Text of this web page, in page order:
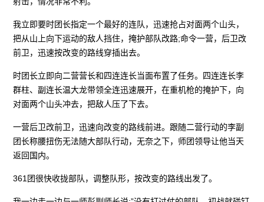
我立即要时团长指定一个最好的连队，迅速抢占对面两个山头，
把从山上向下运动的敌人挡住，掩护部队改路;命令一营，后卫改
前卫，迅速按改变的路线穿插出去。
时团长立即向二营营长和四连连长当面布置了任务。四连连长李
群柱、副连长温大龙带领全连迅速展开，在重机枪的掩护下，向
对面两个山头冲去，把敌人压了下去。
一营后卫改前卫，迅速向改变的路线前进。跟随二营行动的李副
团长称腰扭伤无法随大部队行动，无奈之下，师团领导让他当天
返回国内。
361团很快收拢部队，调整队形，按改变的路线出发了。